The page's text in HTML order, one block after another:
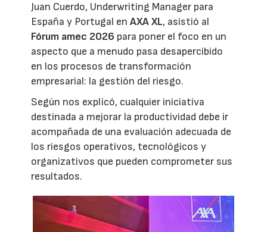
Juan Cuerdo, Underwriting Manager para
España y Portugal enAXA XL, asistió al
Fórum amec 2026 para poner el foco en un
aspecto que a menudo pasa desapercibido
en los procesos de transformación
empresarial: la gestión del riesgo.
Según nos explicó, cualquier iniciativa
destinada a mejorar la productividad debe ir
acompañada de una evaluación adecuada de
los riesgos operativos, tecnológicos y
organizativos que pueden comprometer sus
resultados.